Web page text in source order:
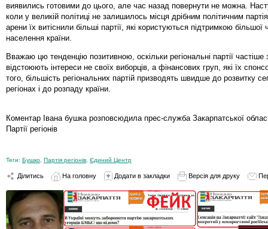
виявились готовими до цього, але час назад повернути не можна.
коли у великій політиці не залишилось місця дрібним політичним
арени їх витіснили більші партії, які користуються підтримкою більшої
населення країни.
Вважаю цю тенденцію позитивною, оскільки регіональні партії частіше
відстоюють інтереси не своїх виборців, а фінансових груп, які їх
того, більшість регіональних партій призводять швидше до розвитку
регіонах і до розпаду країни.
Коментар Івана бушка розповсюдила прес-служба Закарпатської
Партії регіонів
Теги: Бушко Партія регіонів Єдиний Центр
Ділитись На головну Додати в закладки Версія для друку